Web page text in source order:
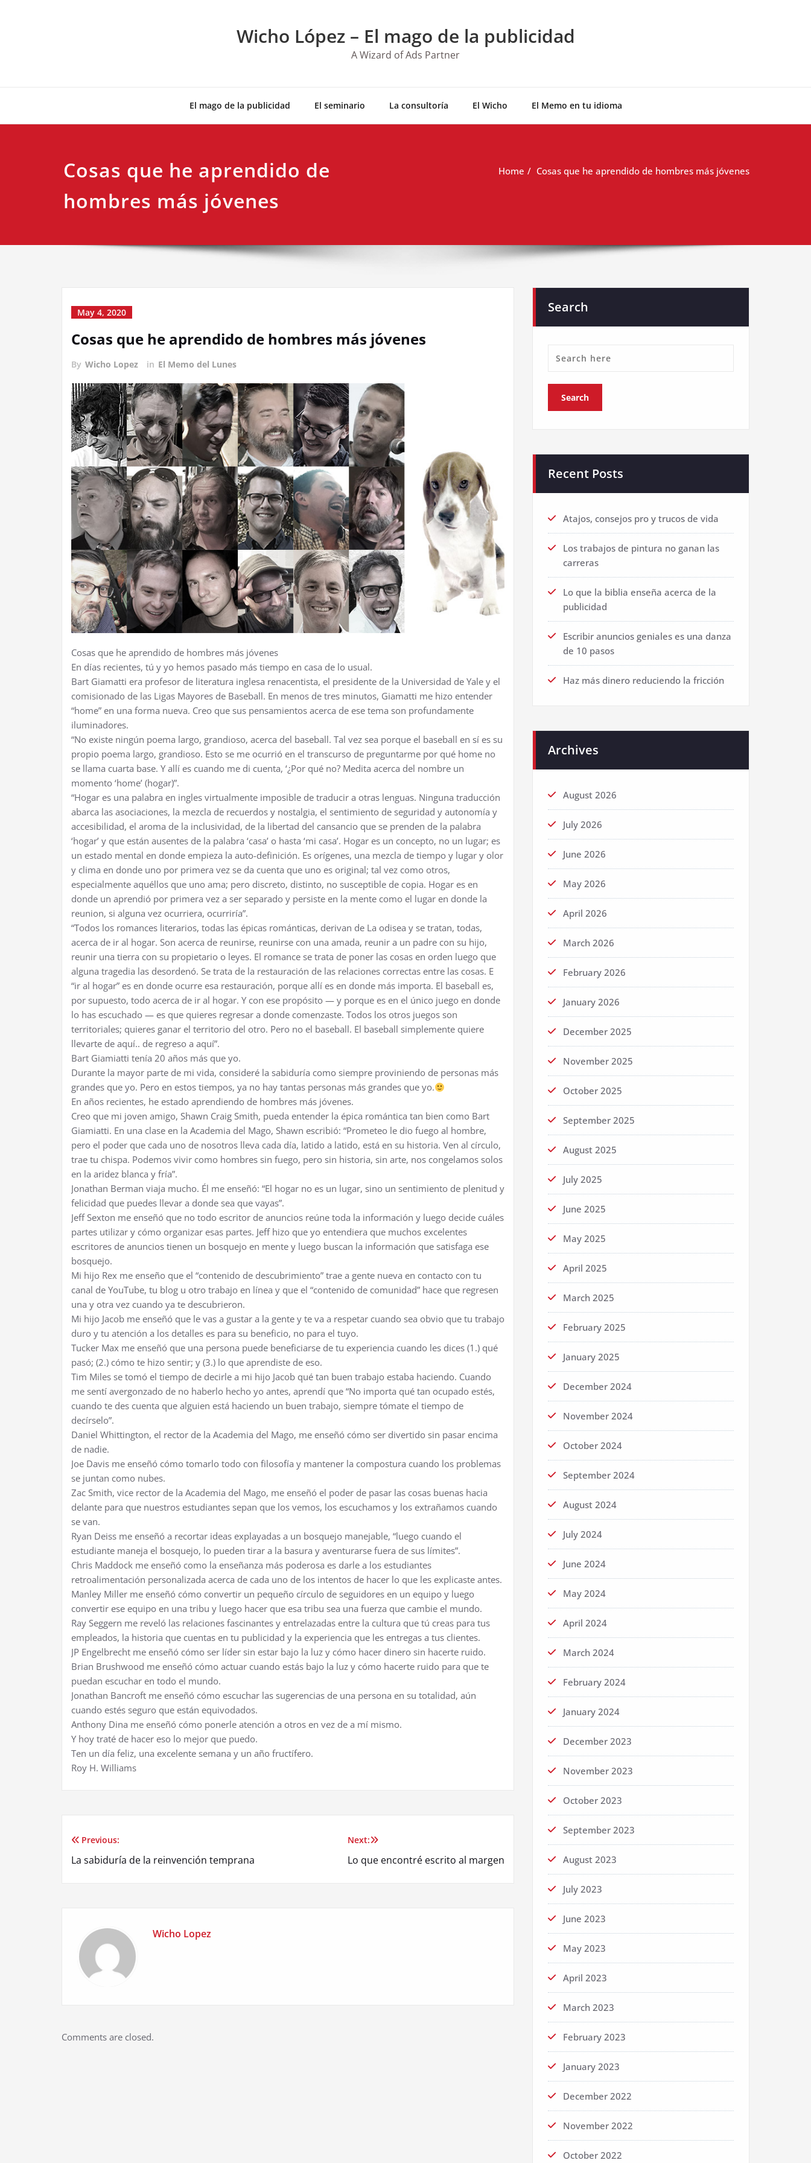
Wicho López – El mago de la publicidad
A Wizard of Ads Partner
El mago de la publicidad El seminario La consultoría El Wicho El Memo en tu idioma
Cosas que he aprendido de
hombres más jóvenes
Home Cosas que he aprendido de hombres más jóvenes
May 4, 2020
Cosas que he aprendido de hombres más jóvenes
By Wicho Lopez in El Memo del Lunes
Cosas que he aprendido de hombres más jóvenes
En días recientes, tú y yo hemos pasado más tiempo en casa de lo usual.
Bart Giamatti era profesor de literatura inglesa renacentista, el presidente de la Universidad de Yale y el
comisionado de las Ligas Mayores de Baseball. En menos de tres minutos, Giamatti me hizo entender
“home” en una forma nueva. Creo que sus pensamientos acerca de ese tema son profundamente
iluminadores.
“No existe ningún poema largo, grandioso, acerca del baseball. Tal vez sea porque el baseball en sí es su
propio poema largo, grandioso. Esto se me ocurrió en el transcurso de preguntarme por qué home no
se llama cuarta base. Y allí es cuando me di cuenta, ‘¿Por qué no? Medita acerca del nombre un
momento ‘home’ (hogar)”.
“Hogar es una palabra en ingles virtualmente imposible de traducir a otras lenguas. Ninguna traducción
abarca las asociaciones, la mezcla de recuerdos y nostalgia, el sentimiento de seguridad y autonomía y
accesibilidad, el aroma de la inclusividad, de la libertad del cansancio que se prenden de la palabra
‘hogar’ y que están ausentes de la palabra ‘casa’ o hasta ‘mi casa’. Hogar es un concepto, no un lugar; es
un estado mental en donde empieza la auto-definición. Es orígenes, una mezcla de tiempo y lugar y olor
y clima en donde uno por primera vez se da cuenta que uno es original; tal vez como otros,
especialmente aquéllos que uno ama; pero discreto, distinto, no susceptible de copia. Hogar es en
donde un aprendió por primera vez a ser separado y persiste en la mente como el lugar en donde la
reunion, si alguna vez ocurriera, ocurriría”.
“Todos los romances literarios, todas las épicas románticas, derivan de La odisea y se tratan, todas,
acerca de ir al hogar. Son acerca de reunirse, reunirse con una amada, reunir a un padre con su hijo,
reunir una tierra con su propietario o leyes. El romance se trata de poner las cosas en orden luego que
alguna tragedia las desordenó. Se trata de la restauración de las relaciones correctas entre las cosas. E
“ir al hogar” es en donde ocurre esa restauración, porque allí es en donde más importa. El baseball es,
por supuesto, todo acerca de ir al hogar. Y con ese propósito — y porque es en el único juego en donde
lo has escuchado — es que quieres regresar a donde comenzaste. Todos los otros juegos son
territoriales; quieres ganar el territorio del otro. Pero no el baseball. El baseball simplemente quiere
llevarte de aquí.. de regreso a aquí”.
Bart Giamiatti tenía 20 años más que yo.
Durante la mayor parte de mi vida, consideré la sabiduría como siempre proviniendo de personas más
grandes que yo. Pero en estos tiempos, ya no hay tantas personas más grandes que yo.
En años recientes, he estado aprendiendo de hombres más jóvenes.
Creo que mi joven amigo, Shawn Craig Smith, pueda entender la épica romántica tan bien como Bart
Giamiatti. En una clase en la Academia del Mago, Shawn escribió: “Prometeo le dio fuego al hombre,
pero el poder que cada uno de nosotros lleva cada día, latido a latido, está en su historia. Ven al círculo,
trae tu chispa. Podemos vivir como hombres sin fuego, pero sin historia, sin arte, nos congelamos solos
en la aridez blanca y fría”.
Jonathan Berman viaja mucho. Él me enseñó: “El hogar no es un lugar, sino un sentimiento de plenitud y
felicidad que puedes llevar a donde sea que vayas”.
Jeff Sexton me enseñó que no todo escritor de anuncios reúne toda la información y luego decide cuáles
partes utilizar y cómo organizar esas partes. Jeff hizo que yo entendiera que muchos excelentes
escritores de anuncios tienen un bosquejo en mente y luego buscan la información que satisfaga ese
bosquejo.
Mi hijo Rex me enseño que el “contenido de descubrimiento” trae a gente nueva en contacto con tu
canal de YouTube, tu blog u otro trabajo en línea y que el “contenido de comunidad” hace que regresen
una y otra vez cuando ya te descubrieron.
Mi hijo Jacob me enseñó que le vas a gustar a la gente y te va a respetar cuando sea obvio que tu trabajo
duro y tu atención a los detalles es para su beneficio, no para el tuyo.
Tucker Max me enseñó que una persona puede beneficiarse de tu experiencia cuando les dices (1.) qué
pasó; (2.) cómo te hizo sentir; y (3.) lo que aprendiste de eso.
Tim Miles se tomó el tiempo de decirle a mi hijo Jacob qué tan buen trabajo estaba haciendo. Cuando
me sentí avergonzado de no haberlo hecho yo antes, aprendí que “No importa qué tan ocupado estés,
cuando te des cuenta que alguien está haciendo un buen trabajo, siempre tómate el tiempo de
decírselo”.
Daniel Whittington, el rector de la Academia del Mago, me enseñó cómo ser divertido sin pasar encima
de nadie.
Joe Davis me enseñó cómo tomarlo todo con filosofía y mantener la compostura cuando los problemas
se juntan como nubes.
Zac Smith, vice rector de la Academia del Mago, me enseñó el poder de pasar las cosas buenas hacia
delante para que nuestros estudiantes sepan que los vemos, los escuchamos y los extrañamos cuando
se van.
Ryan Deiss me enseñó a recortar ideas explayadas a un bosquejo manejable, “luego cuando el
estudiante maneja el bosquejo, lo pueden tirar a la basura y aventurarse fuera de sus límites”.
Chris Maddock me enseñó como la enseñanza más poderosa es darle a los estudiantes
retroalimentación personalizada acerca de cada uno de los intentos de hacer lo que les explicaste antes.
Manley Miller me enseñó cómo convertir un pequeño círculo de seguidores en un equipo y luego
convertir ese equipo en una tribu y luego hacer que esa tribu sea una fuerza que cambie el mundo.
Ray Seggern me reveló las relaciones fascinantes y entrelazadas entre la cultura que tú creas para tus
empleados, la historia que cuentas en tu publicidad y la experiencia que les entregas a tus clientes.
JP Engelbrecht me enseñó cómo ser líder sin estar bajo la luz y cómo hacer dinero sin hacerte ruido.
Brian Brushwood me enseñó cómo actuar cuando estás bajo la luz y cómo hacerte ruido para que te
puedan escuchar en todo el mundo.
Jonathan Bancroft me enseñó cómo escuchar las sugerencias de una persona en su totalidad, aún
cuando estés seguro que están equivodados.
Anthony Dina me enseñó cómo ponerle atención a otros en vez de a mí mismo.
Y hoy traté de hacer eso lo mejor que puedo.
Ten un día feliz, una excelente semana y un año fructífero.
Roy H. Williams
Post
Previous:
La sabiduría de la reinvención temprana
Next:
Lo que encontré escrito al margen
Wicho Lopez
Comments are closed.
Search
Recent Posts
Atajos, consejos pro y trucos de vida
Los trabajos de pintura no ganan las
carreras
Lo que la biblia enseña acerca de la
publicidad
Escribir anuncios geniales es una danza
de 10 pasos
Haz más dinero reduciendo la fricción
Archives
August 2026
July 2026
June 2026
May 2026
April 2026
March 2026
February 2026
January 2026
December 2025
November 2025
October 2025
September 2025
August 2025
July 2025
June 2025
May 2025
April 2025
March 2025
February 2025
January 2025
December 2024
November 2024
October 2024
September 2024
August 2024
July 2024
June 2024
May 2024
April 2024
March 2024
February 2024
January 2024
December 2023
November 2023
October 2023
September 2023
August 2023
July 2023
June 2023
May 2023
April 2023
March 2023
February 2023
January 2023
December 2022
November 2022
October 2022